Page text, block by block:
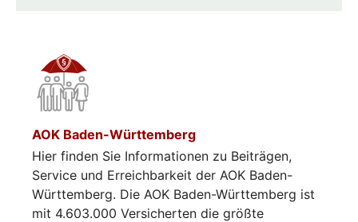
AOK Baden-Württemberg
Hier finden Sie Informationen zu Beiträgen,
Service und Erreichbarkeit der AOK Baden-
Württemberg. Die AOK Baden-Württemberg ist
mit 4.603.000 Versicherten die größte